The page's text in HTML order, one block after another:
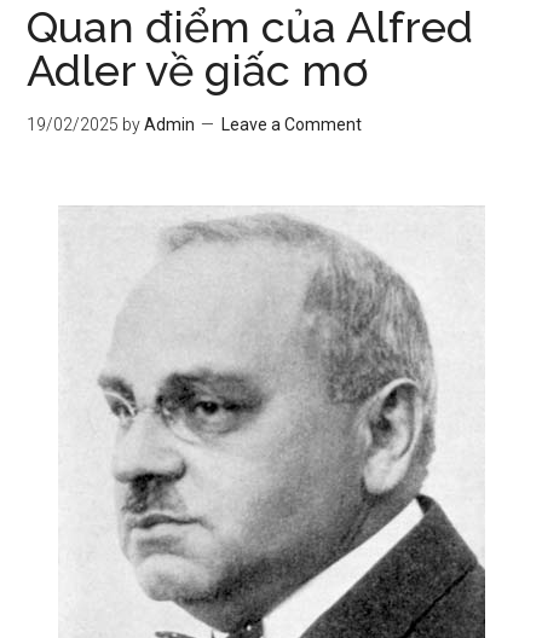
Quan điểm của Alfred
Adler về giấc mơ
19/02/2025 byAdmin Leave a Comment